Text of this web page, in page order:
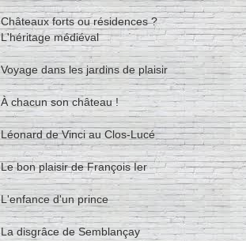
Châteaux forts ou résidences ?
L'héritage médiéval
Voyage dans les jardins de plaisir
À chacun son château !
Léonard de Vinci au Clos-Lucé
Le bon plaisir de François Ier
L'enfance d'un prince
La disgrâce de Semblançay